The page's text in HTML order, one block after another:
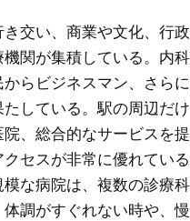
交い、商業や文化、行
関が集積している。 内
からビジネスマン、さら
している。駅の周辺だ
、総合的なサービスを
セスが非常に優れてい
な病院は、複数の診療
体調がすぐれない時や、